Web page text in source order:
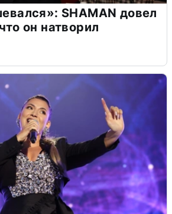
SHAMAN довел
он натворил